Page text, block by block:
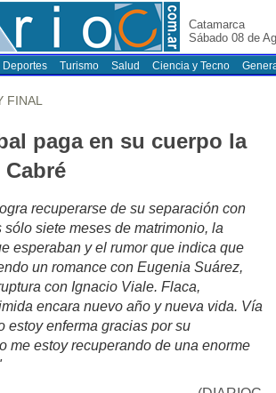
Catamarca
Sábado 08 de
Deportes Turismo Salud Ciencia y Tecno
FINAL
paga en su cuerpo la
recuperarse de su separación con
siete meses de matrimonio, la
esperaban y el rumor que indica que
un romance con Eugenia Suárez,
con Ignacio Viale. Flaca,
encara nuevo año y nueva vida. Vía
estoy enferma gracias por su
me estoy recuperando de una enorme